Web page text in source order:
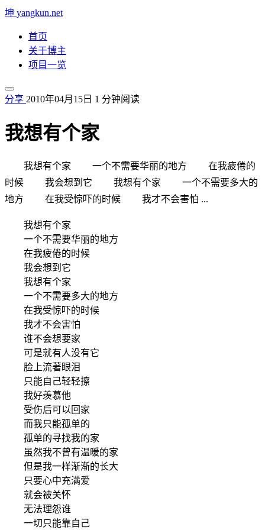
坤 yangkun.net
首页
关于博主
项目一览
分享 2010年04月15日 1 分钟阅读
我想有个家
我想有个家 一个不需要华丽的地方 在我疲倦的
时候 我会想到它 我想有个家 一个不需要多大的
地方 在我受惊吓的时候 我才不会害怕 ...
我想有个家
一个不需要华丽的地方
在我疲倦的时候
我会想到它
我想有个家
一个不需要多大的地方
在我受惊吓的时候
我才不会害怕
谁不会想要家
可是就有人没有它
脸上流著眼泪
只能自己轻轻擦
我好羡慕他
受伤后可以回家
而我只能孤单的
孤单的寻找我的家
虽然我不曾有温暖的家
但是我一样渐渐的长大
只要心中充满爱
就会被关怀
无法理怨谁
一切只能靠自己